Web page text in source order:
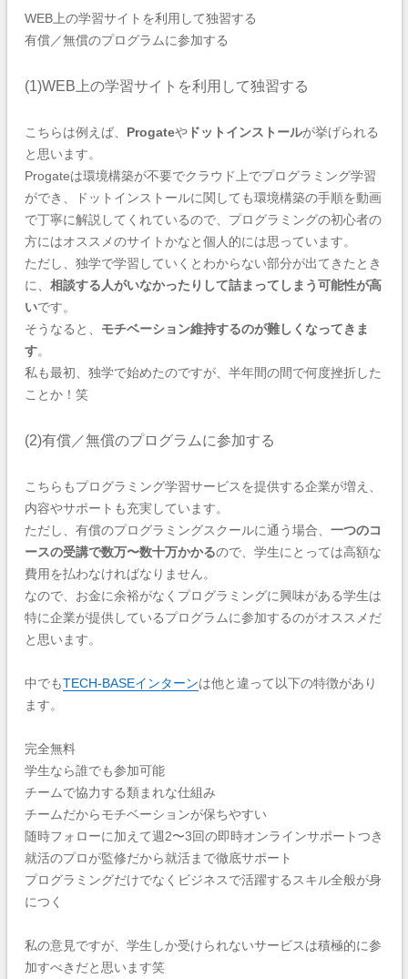
WEB上の学習サイトを利用して独習する
有償／無償のプログラムに参加する
(1)WEB上の学習サイトを利用して独習する
こちらは例えば、 Progateやドットインストールが挙げられる
と思います。
Progateは環境構築が不要でクラウド上でプログラミング学習
ができ、ドットインストールに関しても環境構築の手順を動画
で丁寧に解説してくれているので、プログラミングの初心者の
方にはオススメのサイトかなと個人的には思っています。
ただし、独学で学習していくとわからない部分が出てきたとき
に、 相談する人がいなかったりして詰まってしまう可能性が高
いです。
そうなると、 モチベーション維持するのが難しくなってきま
す。
私も最初、独学で始めたのですが、半年間の間で何度挫折した
ことか！笑
(2)有償／無償のプログラムに参加する
こちらもプログラミング学習サービスを提供する企業が増え、
内容やサポートも充実しています。
ただし、有償のプログラミングスクールに通う場合、 一つのコ
ースの受講で数万〜数十万かかるので、学生にとっては高額な
費用を払わなければなりません。
なので、お金に余裕がなくプログラミングに興味がある学生は
特に企業が提供しているプログラムに参加するのがオススメだ
と思います。
中でもTECH-BASEインターンは他と違って以下の特徴があり
ます。
完全無料
学生なら誰でも参加可能
チームで協力する類まれな仕組み
チームだからモチベーションが保ちやすい
随時フォローに加えて週2〜3回の即時オンラインサポートつき
就活のプロが監修だから就活まで徹底サポート
プログラミングだけでなくビジネスで活躍するスキル全般が身
につく
私の意見ですが、学生しか受けられないサービスは積極的に参
加すべきだと思います笑